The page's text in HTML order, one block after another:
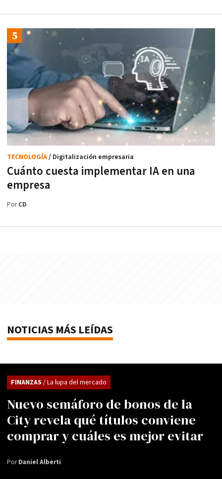
Cuánto cuesta implementar IA en una
empresa
TECNOLOGÍA/ Digitalización empresaria
PorCD
NOTICIAS MÁS LEÍDAS
Nuevo semáforo de bonos de la
City revela qué títulos conviene
comprar y cuáles es mejor evitar
FINANZAS / La lupa del mercado
PorDaniel Alberti